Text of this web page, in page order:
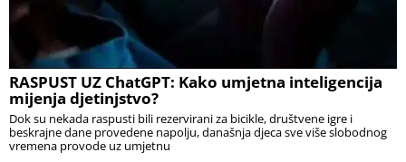
RASPUST UZ ChatGPT: Kako umjetna inteligencija
mijenja djetinjstvo?
Dok su nekada raspusti bili rezervirani za bicikle, društvene igre i
beskrajne dane provedene napolju, današnja djeca sve više slobodnog
vremena provode uz umjetnu